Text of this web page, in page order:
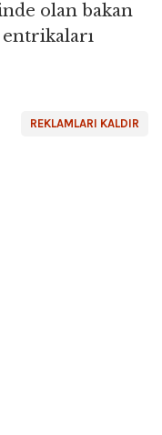
olan bakan
REKLAMLARI KALDIR